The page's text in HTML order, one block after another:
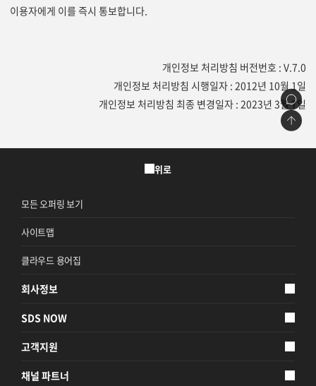
이용자에게 이를 즉시 통보합니다.
개인정보 처리방침 버전번호 : V.7.0
개인정보 처리방침 시행일자 : 2012년 10월 1일
개인정보 처리방침 최종 변경일자 : 2023년 3월 7일
위로
모든 오퍼링 보기
사이트맵
클라우드 용어집
회사정보
SDS NOW
고객지원
채널 파트너